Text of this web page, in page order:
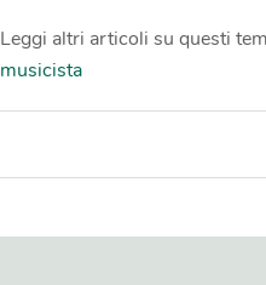
Leggi altri articoli su questi
musicista